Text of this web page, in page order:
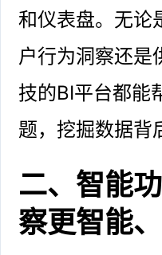
和仪表盘。无论
户行为洞察还是
技的BI平台都能
题，挖掘数据背
二、智能
察更智能